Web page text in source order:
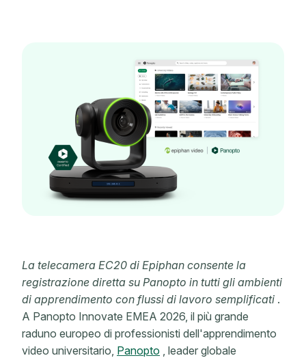
La telecamera EC20 di Epiphan consente la
registrazione diretta su Panopto in tutti gli ambienti
di apprendimento con flussi di lavoro semplificati .
A Panopto Innovate EMEA 2026, il più grande
raduno europeo di professionisti dell'apprendimento
video universitario, Panopto , leader globale